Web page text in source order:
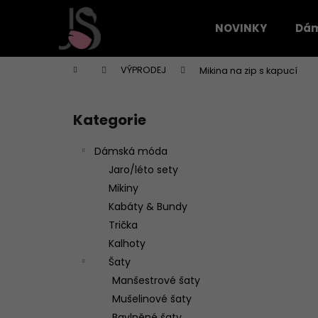
NOVINKY
Domů VÝPRODEJ Mikina na zip s kapucí
Přeskočit
kategorie
Kategorie
Dámská móda
Jaro/léto sety
Mikiny
Kabáty & Bundy
Trička
Kalhoty
Šaty
Manšestrové šaty
Mušelinové šaty
í
Zpět
do
Zpět
do